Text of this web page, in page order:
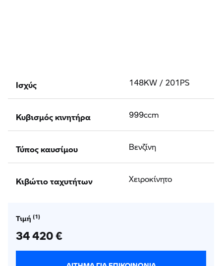
Ισχύς 148KW / 201PS
Κυβισμός κινητήρα 999ccm
Τύπος καυσίμου Βενζίνη
Κιβώτιο ταχυτήτων Χειροκίνητο
Τιμή
34 420 €
ΑΊΤΗΜΑ ΓΙΑ ΕΠΙΚΟΙΝΩΝΊΑ